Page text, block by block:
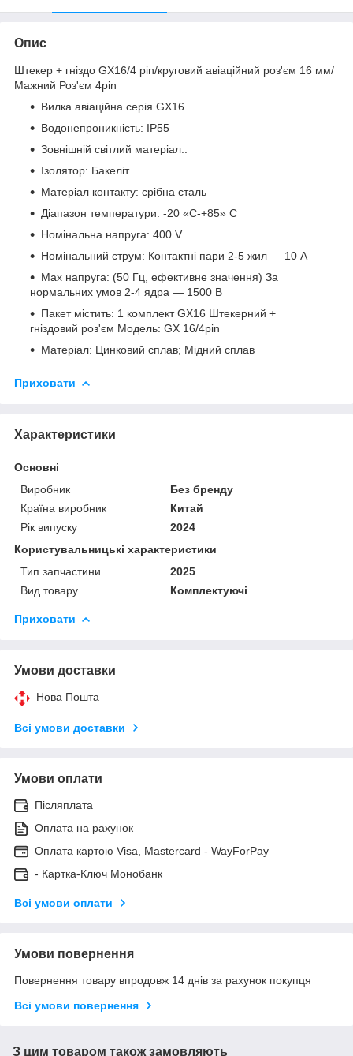
Опис
Штекер + гніздо GX16/4 pin/круговий авіаційний роз'єм 16 мм/
Мажний Роз'єм 4pin
Вилка авіаційна серія GX16
Водонепроникність: IP55
Зовнішній світлий матеріал:.
Ізолятор: Бакеліт
Матеріал контакту: срібна сталь
Діапазон температури: -20 «C-+85» C
Номінальна напруга: 400 V
Номінальний струм: Контактні пари 2-5 жил — 10 А
Max напруга: (50 Гц, ефективне значення) За
нормальних умов 2-4 ядра — 1500 В
Пакет містить: 1 комплект GX16 Штекерний +
гніздовий роз'єм Модель: GX 16/4pin
Матеріал: Цинковий сплав; Мідний сплав
Приховати
Характеристики
Основні
Виробник
Без бренду
Країна виробник
Китай
Рік випуску
2024
Користувальницькі характеристики
Тип запчастини
2025
Вид товару
Комплектуючі
Приховати
Умови доставки
Нова Пошта
Всі умови доставки
Умови оплати
Післяплата
Оплата на рахунок
Оплата картою Visa, Mastercard - WayForPay
- Картка-Ключ Монобанк
Всі умови оплати
Умови повернення
Повернення товару впродовж 14 днів за рахунок покупця
Всі умови повернення
З цим товаром також замовляють